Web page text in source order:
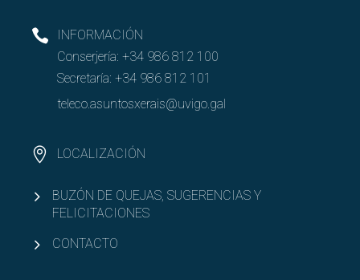
Otras asociaciones
INFORMACIÓN
Conserjería: +34 986 812 100
Secretaría: +34 986 812 101
teleco.asuntosxerais@uvigo.gal
LOCALIZACIÓN
BUZÓN DE QUEJAS, SUGERENCIAS Y
FELICITACIONES
CONTACTO